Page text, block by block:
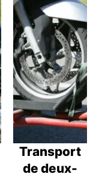
Transport
de deux-